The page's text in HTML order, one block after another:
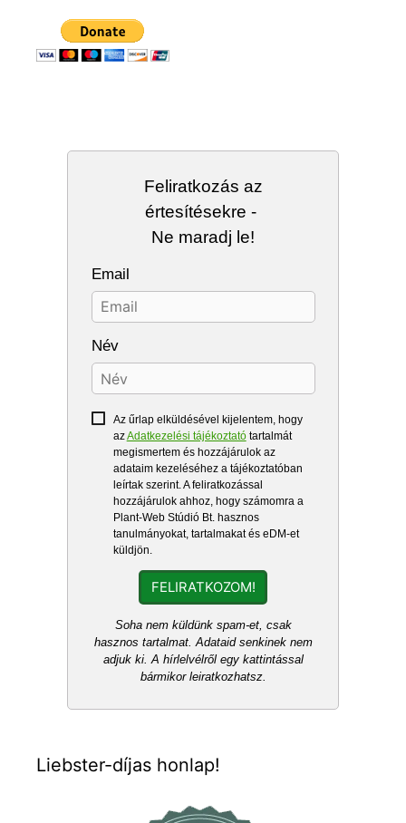
Feliratkozás az
értesítésekre -
Ne maradj le!
Email
Név
Az űrlap elküldésével kijelentem, hogy
azAdatkezelési tájékoztatótartalmát
megismertem és hozzájárulok az
adataim kezeléséhez a tájékoztatóban
leírtak szerint. A feliratkozással
hozzájárulok ahhoz, hogy számomra a
Plant-Web Stúdió Bt. hasznos
tanulmányokat, tartalmakat és eDM-et
küldjön.
FELIRATKOZOM!
Soha nem küldünk spam-et, csak
hasznos tartalmat. Adataid senkinek nem
adjuk ki. A hírlelvélről egy kattintással
bármikor leiratkozhatsz.
Liebster-díjas honlap!